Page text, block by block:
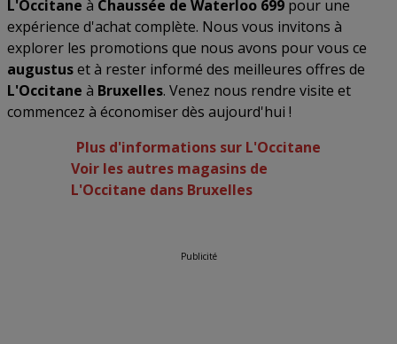
L'Occitane à Chaussée de Waterloo 699 pour une
expérience d'achat complète. Nous vous invitons à
explorer les promotions que nous avons pour vous ce
augustuset à rester informé des meilleures offres de
L'Occitane à Bruxelles. Venez nous rendre visite et
commencez à économiser dès aujourd'hui !
Plus d'informations sur L'Occitane
Voir les autres magasins de
L'Occitane dans Bruxelles
Publicité